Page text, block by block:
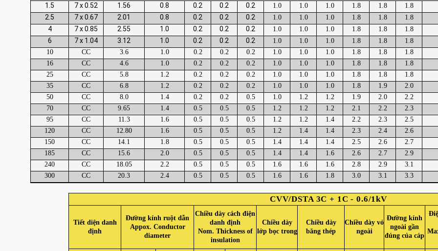
1.5 7 x 0.52 1.56 0.8 0.2 0.2 0.2 1.0 1.0 1.0 1.8 1.8 1.8
2.5 7 x 0.67 2.01 0.8 0.2 0.2 0.2 1.0 1.0 1.0 1.8 1.8 1.8
4 7 x 0.85 2.55 1.0 0.2 0.2 0.2 1.0 1.0 1.0 1.8 1.8 1.8
6 7 x 1.04 3.12 1.0 0.2 0.2 0.2 1.0 1.0 1.0 1.8 1.8
1.8
10
CC 3.6 1.0 0.2 0.2 0.2 1.0 1.0 1.0 1.8 1.8
1.8
16
CC 4.6 1.0 0.2 0.2 0.2 1.0 1.0 1.0 1.8 1.8
1.8
25
CC 5.8 1.2 0.2 0.2 0.2 1.0 1.0 1.0 1.8 1.8
1.8
35
CC 6.8 1.2 0.2 0.2 0.2 1.0 1.0 1.0 1.8 1.9
2.0
50
CC 8.0 1.4 0.2 0.2 0.5 1.0 1.2 1.2 1.9 2.0
2.2
70
CC 9.65 1.4 0.5 0.5 0.5 1.2 1.2 1.2 2.1 2.2
2.3
95
CC 11.3 1.6 0.5 0.5 0.5 1.2 1.2 1.4 2.2 2.3
2.5
120
CC 12.80 1.6 0.5 0.5 0.5 1.2 1.4 1.4 2.3 2.4
2.6
150
CC 14.1 1.8 0.5 0.5 0.5 1.4 1.4 1.4 2.5 2.6
2.7
185
CC 15.6 2.0 0.5 0.5 0.5 1.4 1.4 1.6 2.6 2.7
2.9
240
CC 18.05 2.2 0.5 0.5 0.5 1.6 1.6 1.6 2.8 2.9
3.1
300
CC 20.3 2.4 0.5 0.5 0.5 1.6 1.6 1.8 3.0 3.1 3.3
CVV/DSTA 3C + 1C - 0.6/1kV
Tiết diện danh
định
Đường kính ruột dẫn
Appox. Conductor
diameter
Chiều dày cách điện
danh định
Nom. Thickness of
insulation
Chiều dày
lớp bọc trong
Chiều dày
băng thép
Chiều dày vỏ
ngoài
Đường kính
ngoài gần
đúng của cáp